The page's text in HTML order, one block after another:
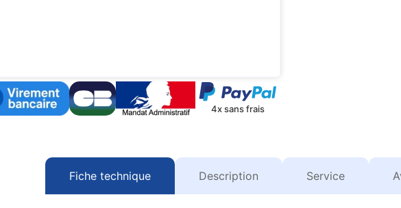
4x sans frais
Fiche technique Description Service